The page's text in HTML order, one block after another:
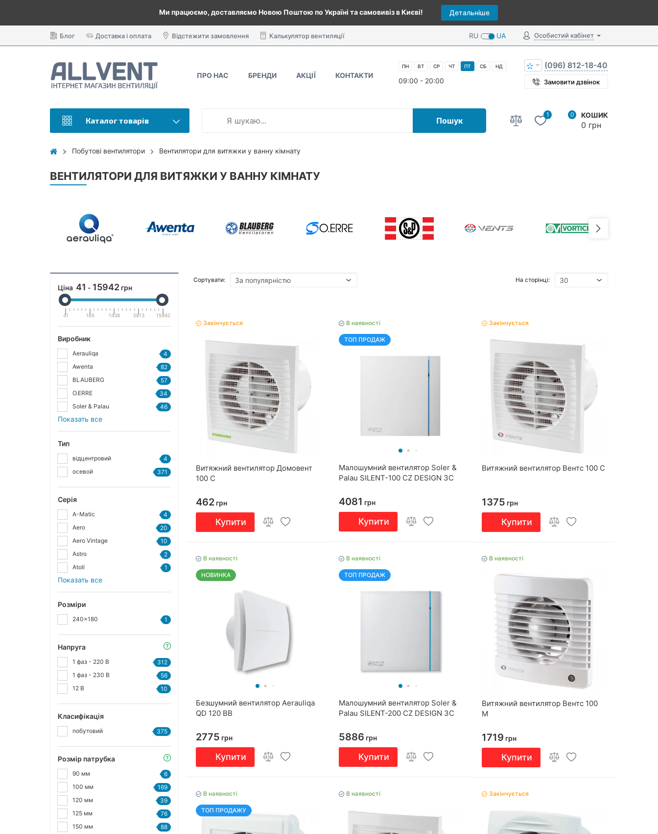
Ми працюємо, доставляємо Новою Поштою по Україні та самовивіз в Києві! Детальніше
Блог Доставка і оплата Відстежити замовлення Калькулятор вентиляції Особистий кабінет
RU UA
ПРО НАС БРЕНДИ АКЦІЇ КОНТАКТИ
ПН ВТ СР ЧТ ПТ СБ НД
09:00 - 20:00
(096) 812-18-40
Замовити дзвінок
Каталог товарів Пошук
0 КОШИК
0 грн
1
Побутові вентилятори Вентилятори для витяжки у ванну кімнату
ВЕНТИЛЯТОРИ ДЛЯ ВИТЯЖКИ У ВАННУ КІМНАТУ
Ціна 41 - 15942 грн
41 165 1438 5813 15942
Виробник
Aerauliqa
4
Awenta
82
BLAUBERG
57
O.ERRE
34
Soler & Palau
46
Показать все
Тип
відцентровий
4
осевой
371
Серія
A-Matic
4
Aero
20
Aero Vintage
10
Astro
2
Atoll
1
Показать все
Розміри
240x180 1
Напруга
1 фаз - 220 В
312
1 фаз - 230 В
56
12 В
10
Класифікація
побутовий 375
Розмір патрубка
90 мм
6
100 мм
169
120 мм
39
125 мм
76
150 мм
88
Сортувати: На сторінці:
Закінчується
Витяжний вентилятор Домовент
100 С
462грн
Купити
В наявності
ТОП ПРОДАЖ
Малошумний вентилятор Soler &
Palau SILENT-100 CZ DESIGN 3C
4081 грн
Купити
Закінчується
Витяжний вентилятор Вентс 100 С
1375 грн
Купити
В наявності
НОВИНКА
Безшумний вентилятор Aerauliqa
QD 120 BB
2775 грн
Купити
В наявності
ТОП ПРОДАЖ
Малошумний вентилятор Soler &
Palau SILENT-200 CZ DESIGN 3C
5886 грн
Купити
В наявності
Витяжний вентилятор Вентс 100
М
1719 грн
Купити
В наявності
ТОП ПРОДАЖУ
В наявності Закінчується